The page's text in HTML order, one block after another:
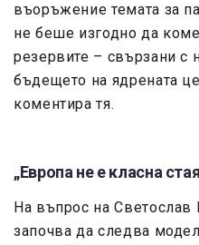
въоръжение темата за
не беше изгодно да
резервите – свързани с
бъдещето на ядрената
коментира тя.
„Европа не е класна
На въпрос на
започва да следва